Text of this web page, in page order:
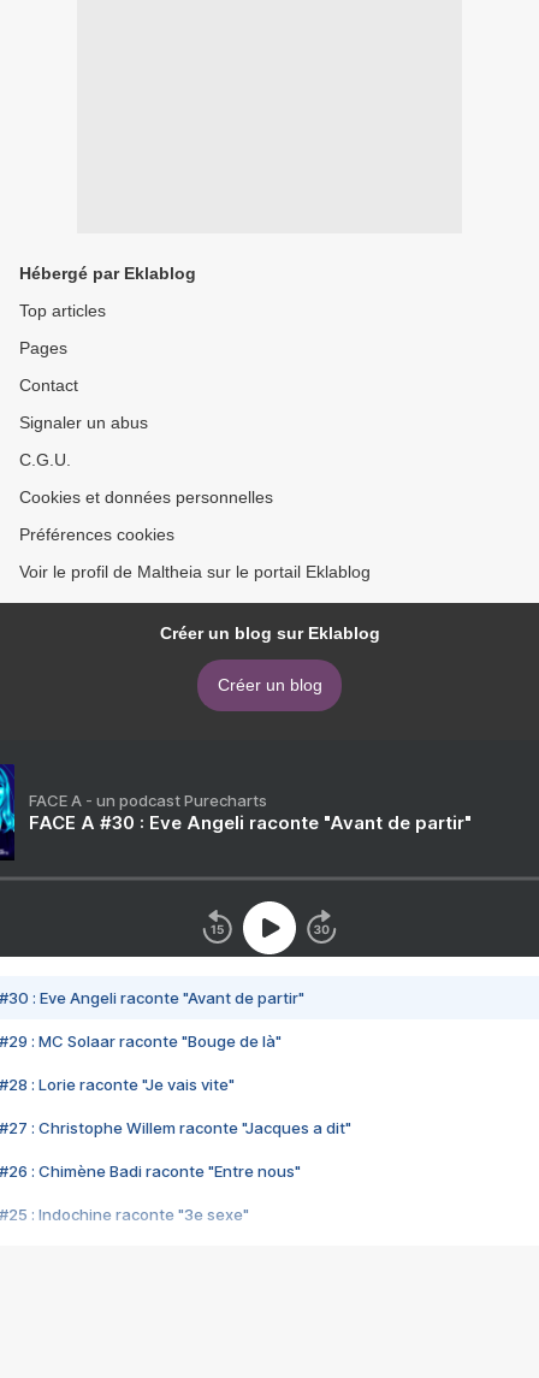
Hébergé par Eklablog
Top articles
Pages
Contact
Signaler un abus
C.G.U.
Cookies et données personnelles
Préférences cookies
Voir le profil de Maltheia sur le portail Eklablog
Créer un blog sur Eklablog
Créer un blog
FACE A - un podcast Purecharts
FACE A #30 : Eve Angeli raconte "Avant de partir"
#30 : Eve Angeli raconte "Avant de partir"
#29 : MC Solaar raconte "Bouge de là"
#28 : Lorie raconte "Je vais vite"
#27 : Christophe Willem raconte "Jacques a dit"
#26 : Chimène Badi raconte "Entre nous"
#25 : Indochine raconte "3e sexe"